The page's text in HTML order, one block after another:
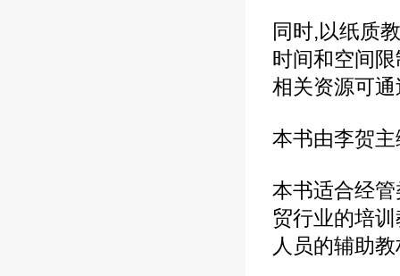
同时,以纸质
时间和空间
相关资源可
本书由李贺
本书适合经
贸行业的培
人员的辅助